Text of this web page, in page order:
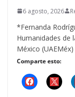
6 agosto, 2026
*Fernanda
Humanidades de
México
Comparte esto: